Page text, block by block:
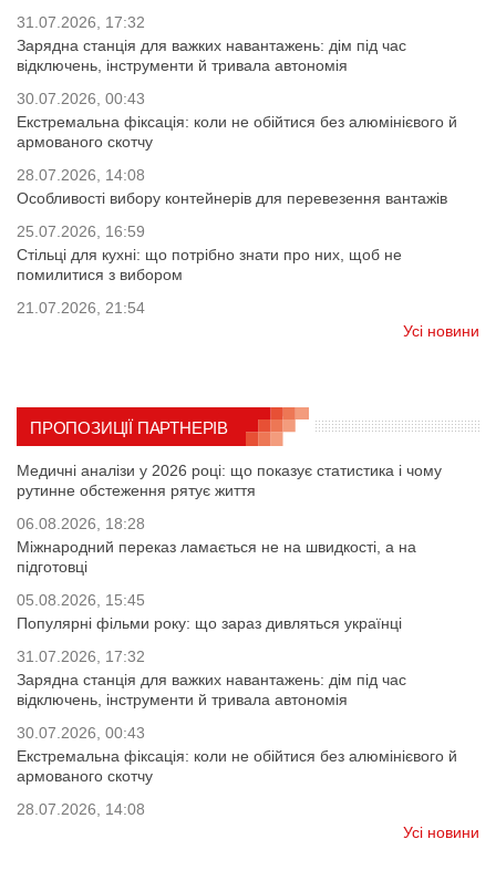
31.07.2026, 17:32
Зарядна станція для важких навантажень: дім під час
відключень, інструменти й тривала автономія
30.07.2026, 00:43
Екстремальна фіксація: коли не обійтися без алюмінієвого й
армованого скотчу
28.07.2026, 14:08
Особливості вибору контейнерів для перевезення вантажів
25.07.2026, 16:59
Стільці для кухні: що потрібно знати про них, щоб не
помилитися з вибором
21.07.2026, 21:54
Усі новини
ПРОПОЗИЦІЇ ПАРТНЕРІВ
Медичні аналізи у 2026 році: що показує статистика і чому
рутинне обстеження рятує життя
06.08.2026, 18:28
Міжнародний переказ ламається не на швидкості, а на
підготовці
05.08.2026, 15:45
Популярні фільми року: що зараз дивляться українці
31.07.2026, 17:32
Зарядна станція для важких навантажень: дім під час
відключень, інструменти й тривала автономія
30.07.2026, 00:43
Екстремальна фіксація: коли не обійтися без алюмінієвого й
армованого скотчу
28.07.2026, 14:08
Усі новини